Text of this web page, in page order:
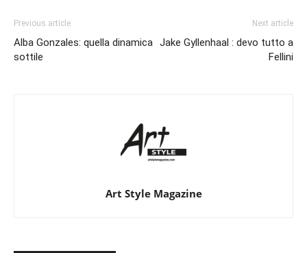
Previous article
Alba Gonzales: quella dinamica
sottile
Next article
Jake Gyllenhaal : devo tutto a
Fellini
Art Style Magazine